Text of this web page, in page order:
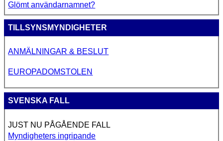
Glömt användarnamnet?
TILLSYNSMYNDIGHETER
ANMÄLNINGAR & BESLUT
EUROPADOMSTOLEN
SVENSKA FALL
JUST NU PÅGÅENDE FALL
Myndigheters ingripande